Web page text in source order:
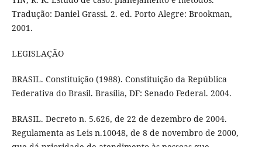
Tradução: Daniel Grassi. 2. ed. Porto Alegre: Brookman,
2001.
LEGISLAÇÃO
BRASIL. Constituição (1988). Constituição da República
Federativa do Brasil. Brasília, DF: Senado Federal. 2004.
BRASIL. Decreto n. 5.626, de 22 de dezembro de 2004.
Regulamenta as Leis n.10048, de 8 de novembro de 2000,